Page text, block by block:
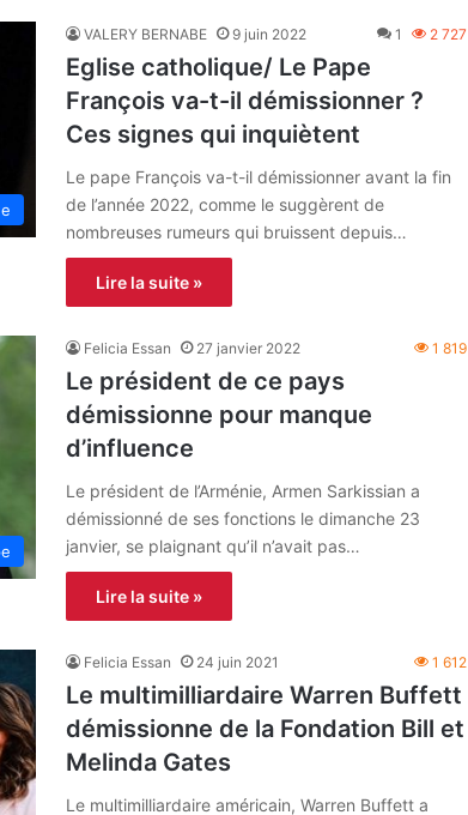
VALERY BERNABE 9 juin 2022 1 2 727
Eglise catholique/ Le Pape
François va-t-il démissionner ?
Ces signes qui inquiètent
Le pape François va-t-il démissionner avant la fin
de l’année 2022, comme le suggèrent de
nombreuses rumeurs qui bruissent depuis…
Lire la suite »
Felicia Essan 27 janvier 2022 1 819
Le président de ce pays
démissionne pour manque
d’influence
Le président de l’Arménie, Armen Sarkissian a
démissionné de ses fonctions le dimanche 23
janvier, se plaignant qu’il n’avait pas…
Lire la suite »
Felicia Essan 24 juin 2021 1 612
Le multimilliardaire Warren Buffett
démissionne de la Fondation Bill et
Melinda Gates
Le multimilliardaire américain, Warren Buffett a